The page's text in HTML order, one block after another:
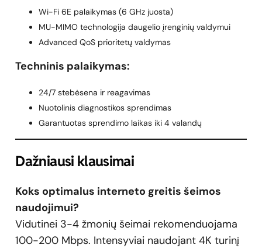
Wi-Fi 6E palaikymas (6 GHz juosta)
MU-MIMO technologija daugelio įrenginių valdymui
Advanced QoS prioritetų valdymas
Techninis palaikymas:
24/7 stebėsena ir reagavimas
Nuotolinis diagnostikos sprendimas
Garantuotas sprendimo laikas iki 4 valandų
Dažniausi klausimai
Koks optimalus interneto greitis šeimos
naudojimui?
Vidutinei 3-4 žmonių šeimai rekomenduojama
100-200 Mbps. Intensyviai naudojant 4K turinį